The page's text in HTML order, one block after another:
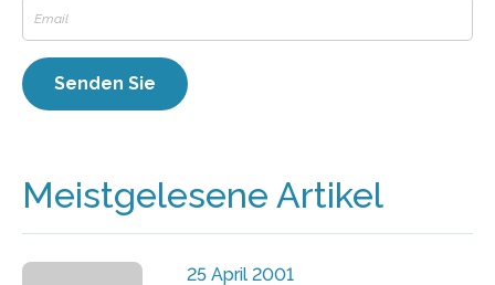
Meistgelesene Artikel
25 April 2001